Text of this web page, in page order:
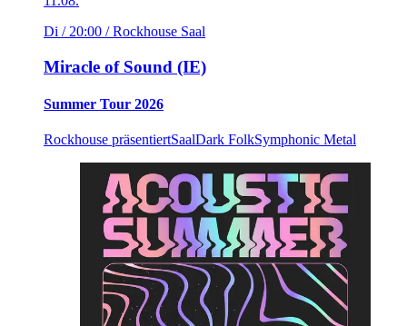
Di / 20:00 / Rockhouse Saal
Miracle of Sound (IE)
Summer Tour 2026
Rockhouse präsentiertSaalDark FolkSymphonic Metal